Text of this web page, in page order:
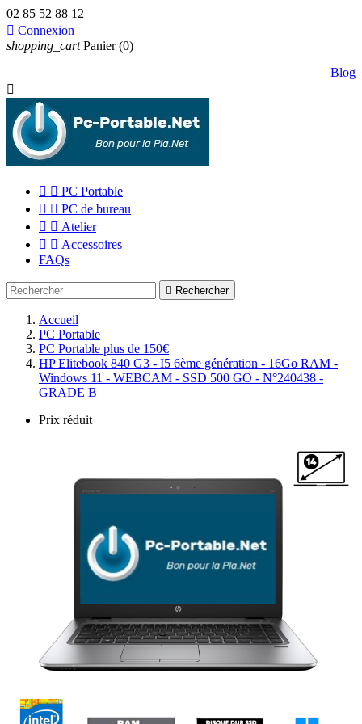
02 85 52 88 12
 Connexion
shopping_cart Panier (0)
Blog

  PC Portable
  PC de bureau
  Atelier
  Accessoires
FAQs
 Rechercher
Accueil
PC Portable
PC Portable plus de 150€
HP Elitebook 840 G3 - I5 6ème génération - 16Go RAM -
Windows 11 - WEBCAM - SSD 500 GO - N°240438 -
GRADE B
Prix réduit